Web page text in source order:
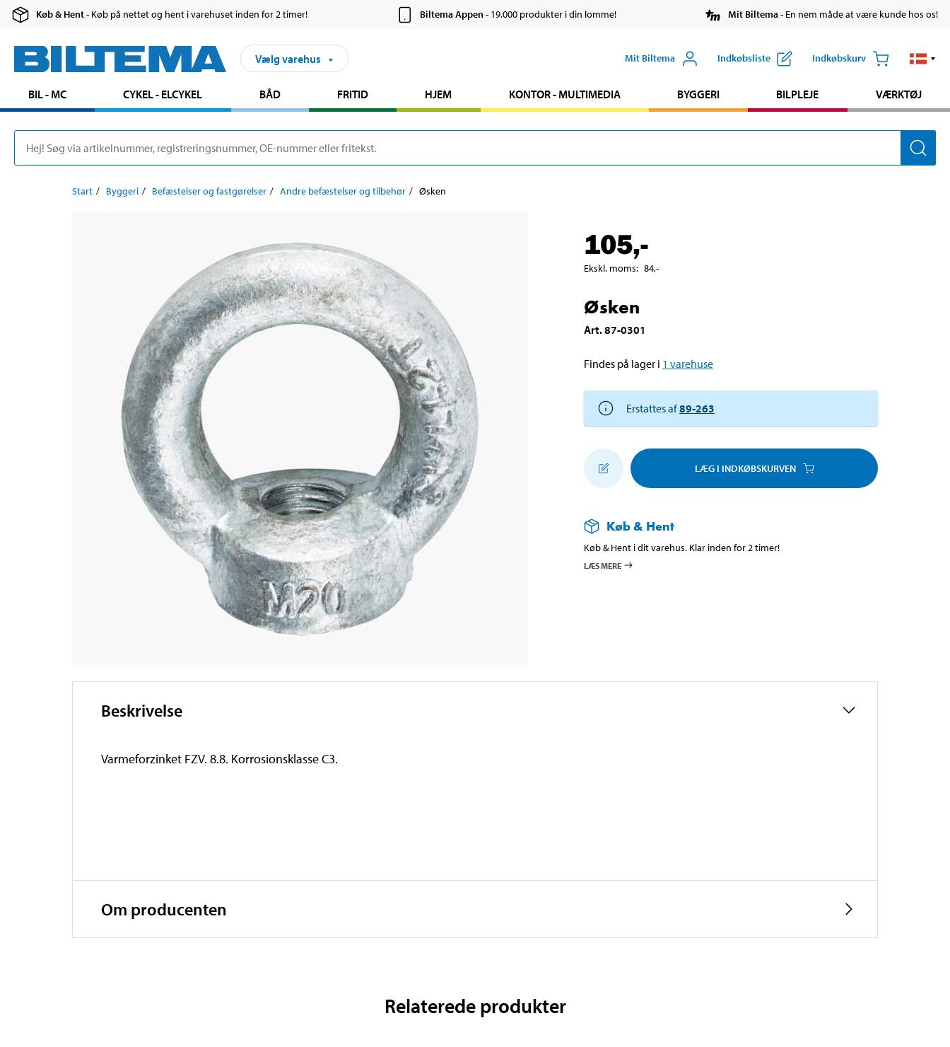
Køb & Hent- Køb på nettet og hent i varehuset inden for 2 timer! Biltema Appen- 19.000 produkter i din lomme! Mit Biltema- En nem måde at være kunde hos os!
Vælg varehus Mit Biltema Indkøbsliste Indkøbskurv
BIL - MC CYKEL - ELCYKEL BÅD FRITID HJEM KONTOR - MULTIMEDIA BYGGERI BILPLEJE VÆRKTØJ
Start Byggeri Befæstelser og fastgørelser Andre befæstelser og tilbehør Øsken
105,-
Ekskl. moms: 84,-
Øsken
Art.87-0301
Findes på lager i 1 varehuse
Erstattes af89-263
LÆG I INDKØBSKURVEN
Køb & Hent
Køb & Hent i dit varehus. Klar inden for 2 timer!
LÆS MERE
Beskrivelse
Varmeforzinket FZV. 8.8. Korrosionsklasse C3.
Om producenten
Relaterede produkter